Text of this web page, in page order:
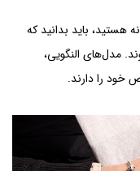
هستید، باید بدانید که
مدل‌های النگویی،
خود را دارند.